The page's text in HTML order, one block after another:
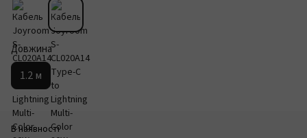
Довжина
1.2 м
В наявності